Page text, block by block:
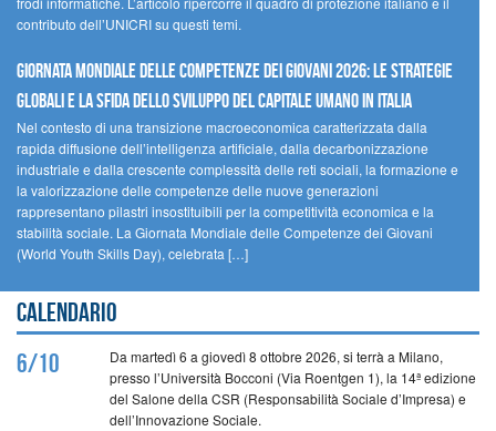
contributo dell’UNICRI su questi temi.
GIORNATA MONDIALE DELLE COMPETENZE DEI GIOVANI 2026: LE STRATEGIE
GLOBALI E LA SFIDA DELLO SVILUPPO DEL CAPITALE UMANO IN ITALIA
Nel contesto di una transizione macroeconomica caratterizzata dalla
rapida diffusione dell’intelligenza artificiale, dalla decarbonizzazione
industriale e dalla crescente complessità delle reti sociali, la formazione e
la valorizzazione delle competenze delle nuove generazioni
rappresentano pilastri insostituibili per la competitività economica e la
stabilità sociale. La Giornata Mondiale delle Competenze dei Giovani
(World Youth Skills Day), celebrata […]
Calendario
6/10
Da martedì 6 a giovedì 8 ottobre 2026, si terrà a Milano,
presso l’Università Bocconi (Via Roentgen 1), la 14ª edizione
del Salone della CSR (Responsabilità Sociale d’Impresa) e
dell’Innovazione Sociale.